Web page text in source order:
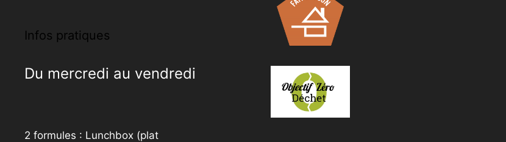
Infos pratiques
Du mercredi au vendredi
2 formules : Lunchbox (plat